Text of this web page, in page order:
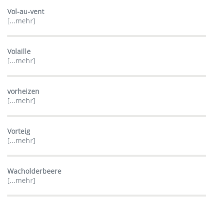
Vol-au-vent
[...mehr]
Volaille
[...mehr]
vorheizen
[...mehr]
Vorteig
[...mehr]
Wacholderbeere
[...mehr]